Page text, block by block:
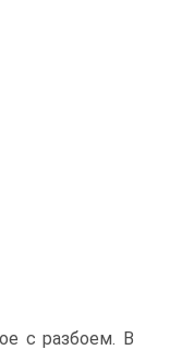
с разбоем. В